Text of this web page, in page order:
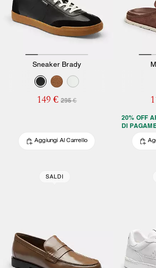
Sneaker Brady
149 € 295 €
Aggiungi Al Carrello
20% OFF
DI
SALDI